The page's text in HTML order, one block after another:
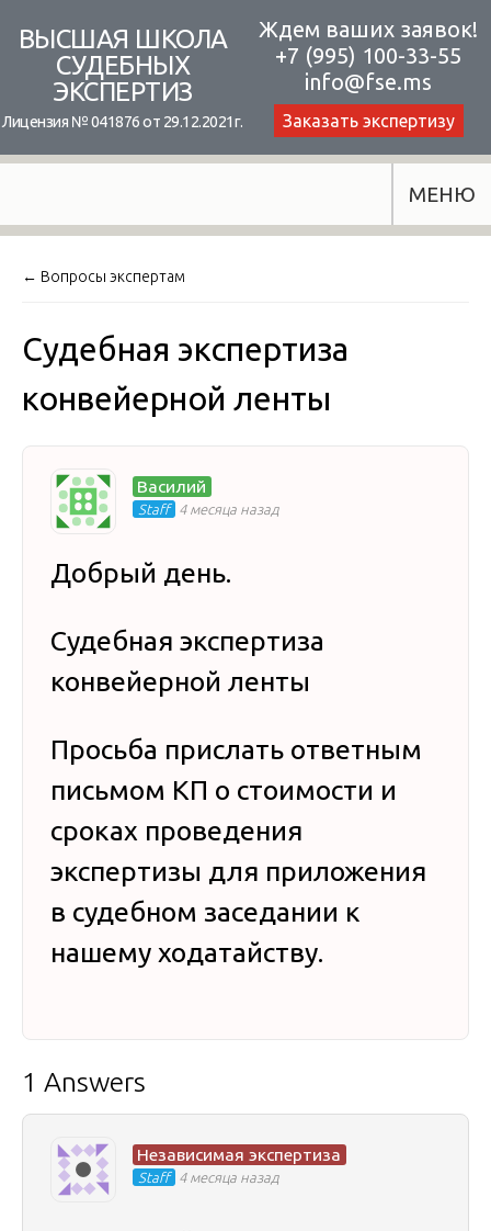
content
ВЫСШАЯ ШКОЛА
СУДЕБНЫХ
ЭКСПЕРТИЗ
Лицензия № 041876 от 29.12.2021г.
Ждем ваших заявок!
+7 (995) 100-33-55
info@fse.ms
Заказать экспертизу
МЕНЮ
← Вопросы экспертам
Судебная экспертиза
конвейерной ленты
Василий
Staff 4 месяца назад
Добрый день.
Судебная экспертиза
конвейерной ленты
Просьба прислать ответным
письмом КП о стоимости и
сроках проведения
экспертизы для приложения
в судебном заседании к
нашему ходатайству.
1 Answers
Независимая экспертиза
Staff 4 месяца назад